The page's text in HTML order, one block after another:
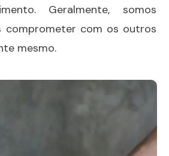
Geralmente, somos
comprometer com os outros
mesmo.